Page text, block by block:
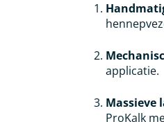
applicatie.
Massieve
ProKalk